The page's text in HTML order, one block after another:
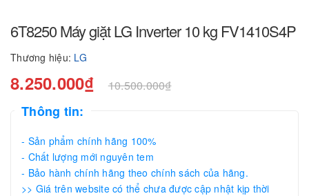
6T8250 Máy giặt LG Inverter 10 kg FV1410S4P
Thương hiệu: LG
8.250.000₫ 10.500.000₫
Thông tin:
- Sản phẩm chính hãng 100%
- Chất lượng mới nguyên tem
- Bảo hành chính hãng theo chính sách của hãng.
>> Giá trên website có thể chưa được cập nhật kịp thời